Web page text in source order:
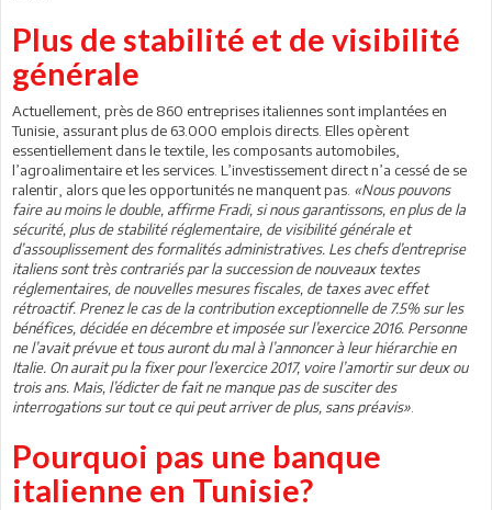
Plus de stabilité et de visibilité
générale
Actuellement, près de 860 entreprises italiennes sont implantées en
Tunisie, assurant plus de 63.000 emplois directs. Elles opèrent
essentiellement dans le textile, les composants automobiles,
l’agroalimentaire et les services. L’investissement direct n’a cessé de se
ralentir, alors que les opportunités ne manquent pas. «Nous pouvons
faire au moins le double, affirme Fradi, si nous garantissons, en plus de la
sécurité, plus de stabilité réglementaire, de visibilité générale et
d’assouplissement des formalités administratives. Les chefs d’entreprise
italiens sont très contrariés par la succession de nouveaux textes
réglementaires, de nouvelles mesures fiscales, de taxes avec effet
rétroactif. Prenez le cas de la contribution exceptionnelle de 7.5% sur les
bénéfices, décidée en décembre et imposée sur l’exercice 2016. Personne
ne l’avait prévue et tous auront du mal à l’annoncer à leur hiérarchie en
Italie. On aurait pu la fixer pour l’exercice 2017, voire l’amortir sur deux ou
trois ans. Mais, l’édicter de fait ne manque pas de susciter des
interrogations sur tout ce qui peut arriver de plus, sans préavis»
Pourquoi pas une banque
italienne en Tunisie?